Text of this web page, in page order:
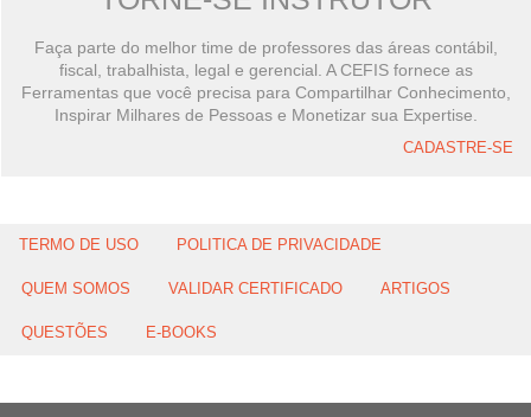
Faça parte do melhor time de professores das áreas contábil,
fiscal, trabalhista, legal e gerencial. A CEFIS fornece as
Ferramentas que você precisa para Compartilhar Conhecimento,
Inspirar Milhares de Pessoas e Monetizar sua Expertise.
CADASTRE-SE
TERMO DE USO POLITICA DE PRIVACIDADE
QUEM SOMOS VALIDAR CERTIFICADO ARTIGOS
QUESTÕES E-BOOKS